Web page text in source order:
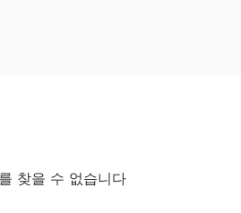
찾을 수 없습니다